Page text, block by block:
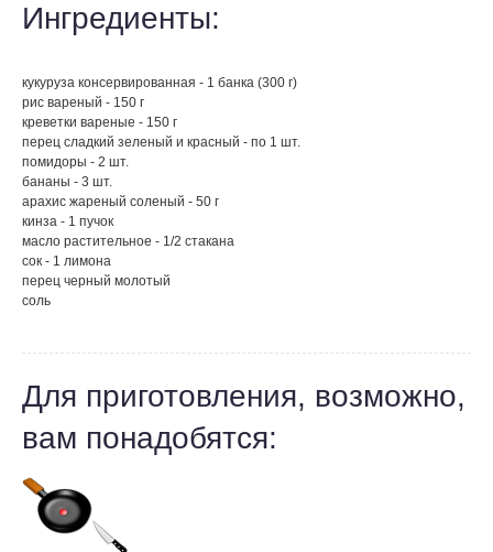
Ингредиенты:
кукуруза консервированная - 1 банка (300 г)
рис вареный - 150 г
креветки вареные - 150 г
перец сладкий зеленый и красный - по 1 шт.
помидоры - 2 шт.
бананы - 3 шт.
арахис жареный соленый - 50 г
кинза - 1 пучок
масло растительное - 1/2 стакана
сок - 1 лимона
перец черный молотый
соль
Для приготовления, возможно,
вам понадобятся: